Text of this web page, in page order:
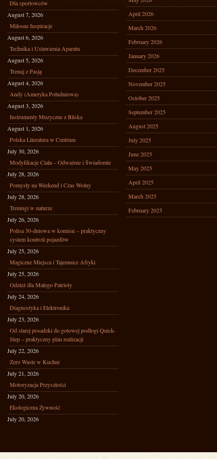
Dla sportowców
August 7, 2026
Miłosne Inspiracje
August 6, 2026
Technika i Ustawienia Aparatu
August 5, 2026
Trenuj z Pasją
August 4, 2026
Andy (Ameryka Południowa)
August 3, 2026
Instrumenty Muzyczne z Bliska
August 1, 2026
Polska Literatura w Centrum
July 30, 2026
Modyfikacje Ciała – Odważnie i Świadomie
July 28, 2026
Pomysły na Weekend i Czas Wolny
July 28, 2026
Treningi w naturze
July 26, 2026
Polisa 30-dniowa w komisie – praktyczny
system kontroli pojazdów
July 25, 2026
Magiczne Miejsca i Tajemnice Afryki
July 25, 2026
Odzież dla Małego Patrioty
July 24, 2026
Diagnostyka i Elektronika
July 23, 2026
Od starej posadzki do gotowej podłogi Quick-
Step – praktyczny plan realizacji
July 22, 2026
Zero Waste w Kuchni
July 21, 2026
Motoryzacja Przyszłości
July 20, 2026
Ekologiczna Żywność
July 20, 2026
April 2026
March 2026
February 2026
January 2026
December 2025
November 2025
October 2025
September 2025
August 2025
July 2025
June 2025
May 2025
April 2025
March 2025
February 2025